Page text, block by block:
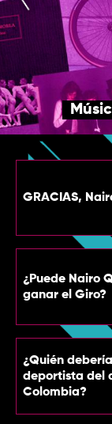
TOP
QUIÉNES SOMOS
CONTACTO
GRACIAS,
¿Puede Nairo
ganar el Giro?
¿Quién debería
deportista del
Colombia?